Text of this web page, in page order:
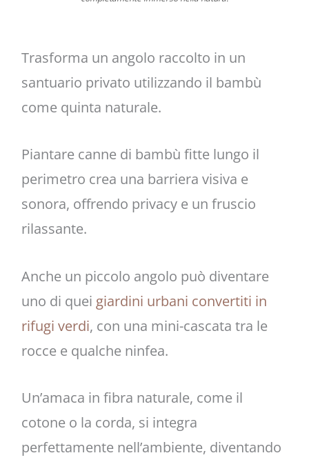
Trasforma un angolo raccolto in un
santuario privato utilizzando il bambù
come quinta naturale.
Piantare canne di bambù fitte lungo il
perimetro crea una barriera visiva e
sonora, offrendo privacy e un fruscio
rilassante.
Anche un piccolo angolo può diventare
uno di quei giardini urbani convertiti in
rifugi verdi, con una mini-cascata tra le
rocce e qualche ninfea.
Un’amaca in fibra naturale, come il
cotone o la corda, si integra
perfettamente nell’ambiente, diventando